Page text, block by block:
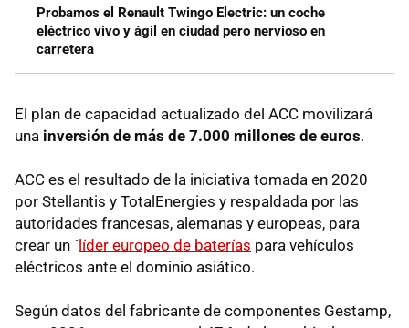
Probamos el Renault Twingo Electric: un coche
eléctrico vivo y ágil en ciudad pero nervioso en
carretera
El plan de capacidad actualizado del ACC movilizará
una inversión de más de 7.000 millones de euros.
ACC es el resultado de la iniciativa tomada en 2020
por Stellantis y TotalEnergies y respaldada por las
autoridades francesas, alemanas y europeas, para
crear un ´ líder europeo de baterías para vehículos
eléctricos ante el dominio asiático.
Según datos del fabricante de componentes Gestamp,